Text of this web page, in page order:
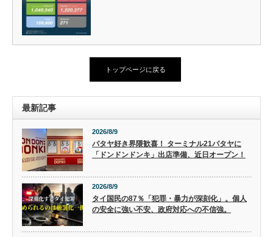
トップページに戻る
最新記事
2026/8/9
パタヤ好き界隈歓喜！ ターミナル21パタヤに
「ドンドンドンキ」出店準備、近日オープン！
2026/8/9
タイ国民の87％「犯罪・暴力が深刻化」。個人
の安全に強い不安、政府対応への不信強。